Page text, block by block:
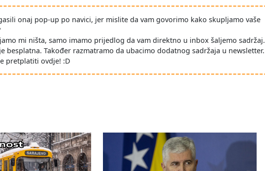
onaj pop-up po navici, jer mislite da vam govorimo kako skupljamo vaše
mi ništa, samo imamo prijedlog da vam direktno u inbox šaljemo sadržaj.
besplatna. Također razmatramo da ubacimo dodatnog sadržaja u newsletter.
pretplatiti ovdje! :D